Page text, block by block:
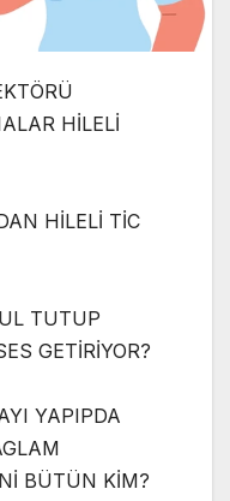
HİLELİ
HİLELİ TİC
TUTUP
GETİRİYOR?
YAPIPDA
BÜTÜN KİM?